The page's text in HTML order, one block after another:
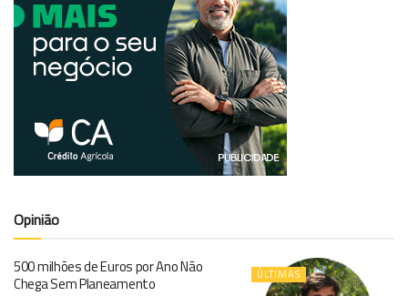
Opinião
ÚLTIMAS
500 milhões de Euros por Ano Não
Chega Sem Planeamento